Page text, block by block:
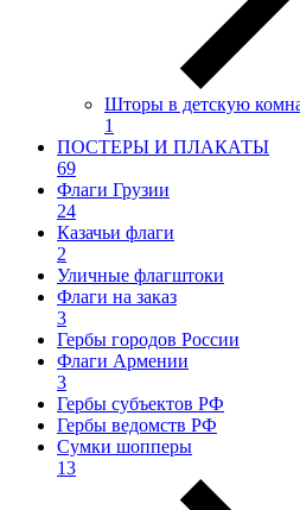
Шторы в детскую
1
ПОСТЕРЫ И ПЛАКАТЫ
69
Флаги Грузии
24
Казачьи флаги
2
Уличные флагштоки
Флаги на заказ
3
Гербы городов России
Флаги Армении
3
Гербы субъектов РФ
Гербы ведомств РФ
Сумки шопперы
13